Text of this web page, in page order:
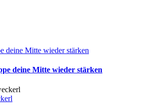
deine Mitte wieder stärken
deine Mitte wieder stärken